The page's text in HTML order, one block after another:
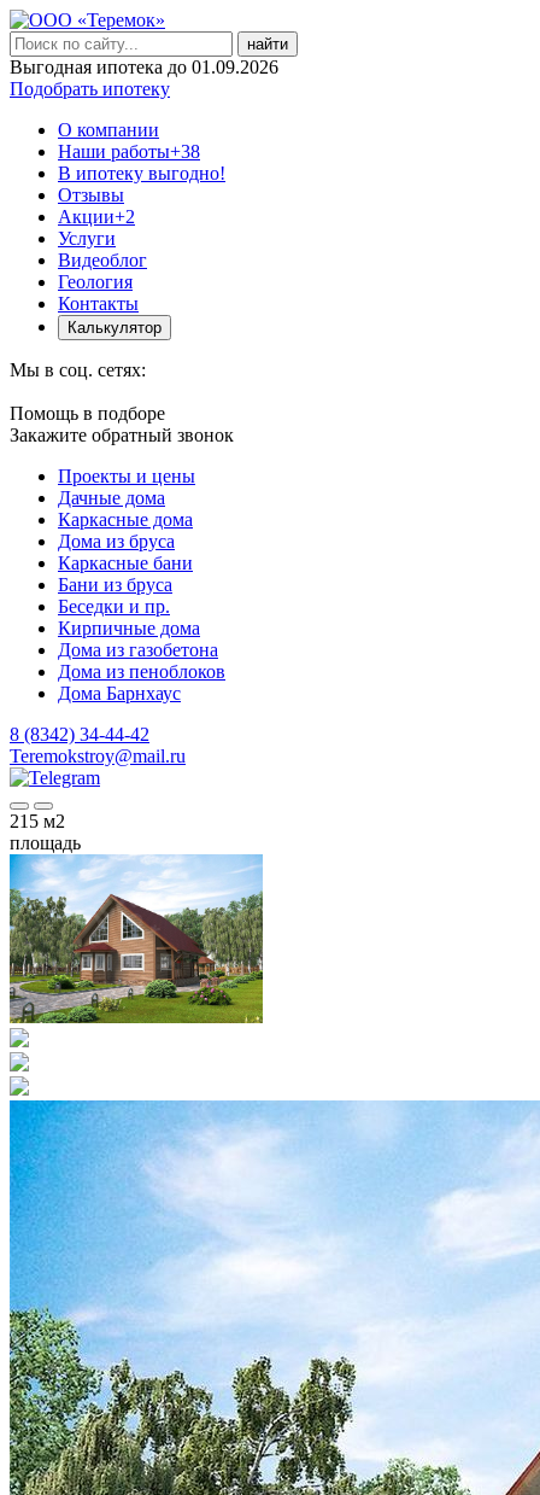
найти
Выгодная ипотека до 01.09.2026
Подобрать ипотеку
О компании
Наши работы+38
В ипотеку выгодно!
Отзывы
Акции+2
Услуги
Видеоблог
Геология
Контакты
Калькулятор
Мы в соц. сетях:
Помощь в подборе
Закажите обратный звонок
Проекты и цены
Дачные дома
Каркасные дома
Дома из бруса
Каркасные бани
Бани из бруса
Беседки и пр.
Кирпичные дома
Дома из газобетона
Дома из пеноблоков
Дома Барнхаус
8 (8342) 34-44-42
Teremokstroy@mail.ru
215 м2
площадь